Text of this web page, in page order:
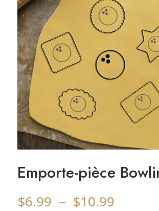
Emporte-pièce
$6.99 – $10.99Plage